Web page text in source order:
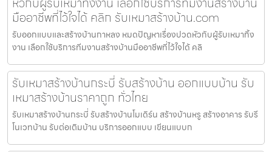
มืออาชีพที่ไว้ใจได้ คลิก รับเหมาสร้างบ้าน.com
รับออกแบบและสร้างบ้านกาหลง หมดปัญหาเรื่องปวดหัวกับผู้รับเหมาทิ้ง
งาน เลือกใช้บริการทีมงานสร้างบ้านมืออาชีพที่ไว้ใจได้ คลิ
รับเหมาสร้างบ้านกระบี่ รับสร้างบ้าน ออกแบบบ้าน รับ
เหมาสร้างบ้านราคาถูก ทั่วไทย
รับเหมาสร้างบ้านกระบี่ รับสร้างบ้านโมเดิร์น สร้างบ้านหรู สร้างอาคาร รับรี
โนเวทบ้าน รับต่อเติมบ้าน บริการออกแบบ เขียนแบบก